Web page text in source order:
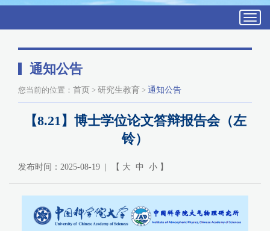
通知公告
您当前的位置： 首页 > 研究生教育 > 通知公告
【8.21】博士学位论文答辩报告会（左
铃）
发布时间：2025-08-19 | 【 大 中 小 】